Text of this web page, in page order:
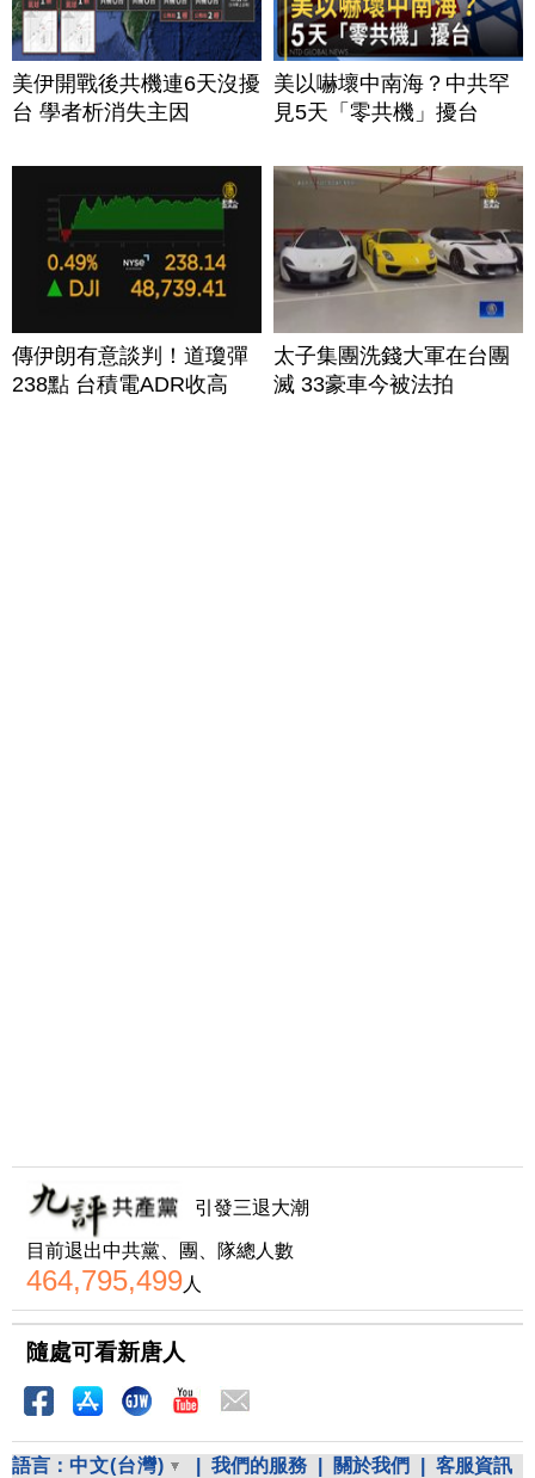
美伊開戰後共機連6天沒擾
台 學者析消失主因
美以嚇壞中南海？中共罕
見5天「零共機」擾台
傳伊朗有意談判！道瓊彈
238點 台積電ADR收高
太子集團洗錢大軍在台團
滅 33豪車今被法拍
引發三退大潮
目前退出中共黨、團、隊總人數
464,795,499人
隨處可看新唐人
語言： 中文(台灣) 我們的服務 關於我們 客服資訊